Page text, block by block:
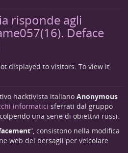
essere chiaro che questo account
da queste pubblicazioni.
risponde agli
Deface
displayed to visitors. To view it,
hacktivista italiano Anonymous
informatici sferrati dal gruppo
colpendo una serie di obiettivi russi.
“, consistono nella modifica
web dei bersagli per veicolare